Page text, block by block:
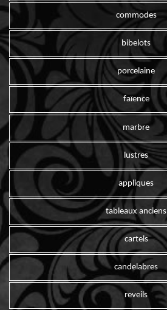
commodes
bibelots
porcelaine
faïence
marbre
lustres
appliques
tableaux anciens
cartels
candelabres
reveils